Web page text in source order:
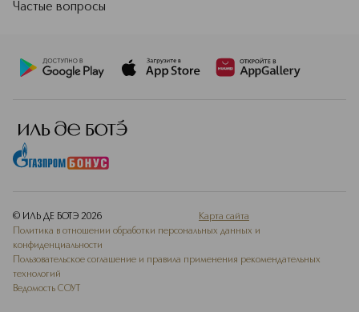
Частые вопросы
© ИЛЬ ДЕ БОТЭ 2026
Карта сайта
Политика в отношении обработки персональных данных и
конфиденциальности
Пользовательское соглашение и правила применения рекомендательных
технологий
Ведомость СОУТ